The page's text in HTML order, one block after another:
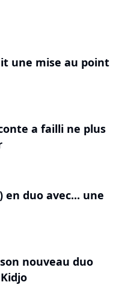
une mise au point
a failli ne plus
en duo avec... une
nouveau duo